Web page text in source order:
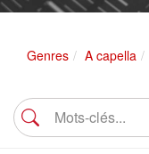
Genres A capella